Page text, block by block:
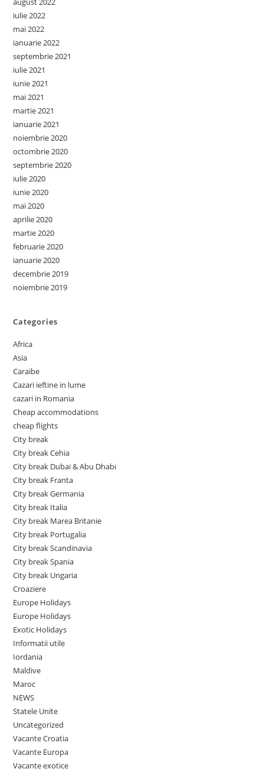
iulie 2022
mai 2022
ianuarie 2022
septembrie 2021
iulie 2021
iunie 2021
mai 2021
martie 2021
ianuarie 2021
noiembrie 2020
octombrie 2020
septembrie 2020
iulie 2020
iunie 2020
mai 2020
aprilie 2020
martie 2020
februarie 2020
ianuarie 2020
decembrie 2019
noiembrie 2019
Categories
Africa
Asia
Caraibe
Cazari ieftine in lume
cazari in Romania
Cheap accommodations
cheap flights
City break
City break Cehia
City break Dubai & Abu Dhabi
City break Franta
City break Germania
City break Italia
City break Marea Britanie
City break Portugalia
City break Scandinavia
City break Spania
City break Ungaria
Croaziere
Europe Holidays
Europe Holidays
Exotic Holidays
Informatii utile
Iordania
Maldive
Maroc
NEWS
Statele Unite
Uncategorized
Vacante Croatia
Vacante Europa
Vacante exotice